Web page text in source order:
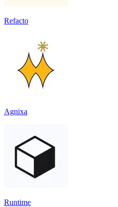
Refacto
Agnixa
Runtime